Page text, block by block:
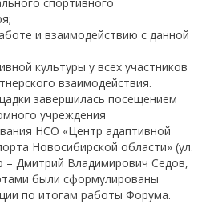
спортивного
и взаимодействию с данной
культуры у всех участников
взаимодействия.
завершилась посещением
учреждения
НСО «Центр адаптивной
Новосибирской области» (ул.
– Дмитрий Владимирович Седов,
были сформулированы
по итогам работы Форума.